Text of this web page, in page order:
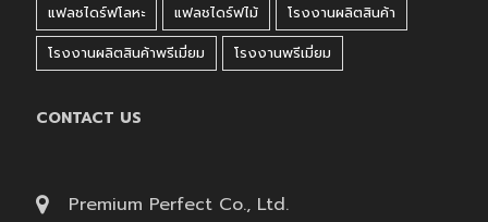
แฟลชไดร์ฟโลหะ
แฟลชไดร์ฟไม้
โรงงานผลิตสินค้า
โรงงานผลิตสินค้าพรีเมี่ยม
โรงงานพรีเมี่ยม
CONTACT US
Premium Perfect Co., Ltd.